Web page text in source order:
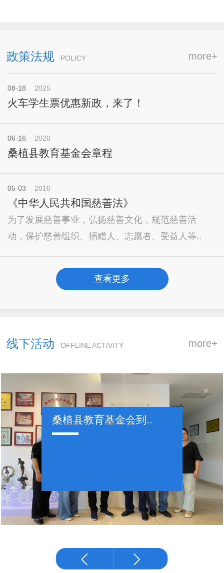
政策法规 POLICY more+
08-18 2025
火车学生票优惠新政，来了！
06-16 2020
桑植县教育基金会章程
05-03 2016
《中华人民共和国慈善法》
为了发展慈善事业，弘扬慈善文化，规范慈善活
动，保护慈善组织、捐赠人、志愿者、受益人等..
查看更多
线下活动 OFFLINE ACTIVITY more+
桑植县教育基金会到..